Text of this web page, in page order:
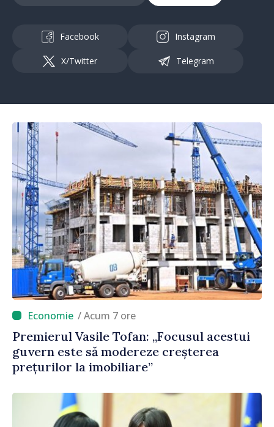
Facebook Instagram
X/Twitter Telegram
/ Acum 7 ore
Premierul Vasile Tofan: „Focusul acestui
guvern este să modereze creșterea
prețurilor la imobiliare”